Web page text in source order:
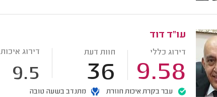
עו"ד דוד
דירוג כללי
9.58
חוות דעת
36
דירוג איכות
9.5
עבר בקרת איכות חוזרת מתנדב בשעה טובה